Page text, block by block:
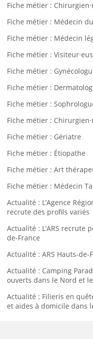
Fiche métier :
Fiche métier : Médecin
Fiche métier : Médecin
Fiche métier :
Fiche métier :
Fiche métier :
Fiche métier :
Fiche métier :
Fiche métier : Gériatre
Fiche métier : Étiopathe
Fiche métier : Art
Fiche métier : Médecin
Actualité : L’Agence
recrute des profils variés
Actualité : L’ARS recrute
de-France
Actualité : ARS Hauts-de-
Actualité : Camping
ouverts dans le Nord et
Actualité : Filieris en
et aides à domicile dans